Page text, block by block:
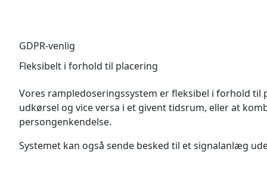
Fleksibelt i forhold til placering
GDPR-venlig
Vores rampledoseringssystem er fleksibel i forhold
udkørsel og vice versa i et givent tidsrum, eller at
persongenkendelse.
Systemet kan også sende besked til et signalanlæg